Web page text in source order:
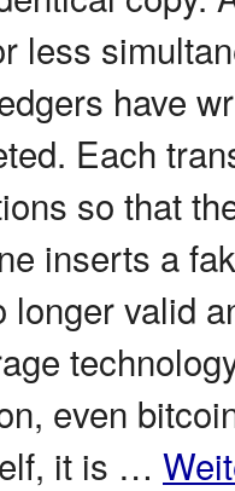
less
have
Each
so that
inserts a
longer valid
even
it is …